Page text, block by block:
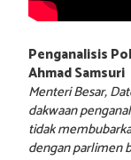
Penganalisis
Ahmad Samsuri
Menteri Besar,
dakwaan
tidak
dengan parlimen